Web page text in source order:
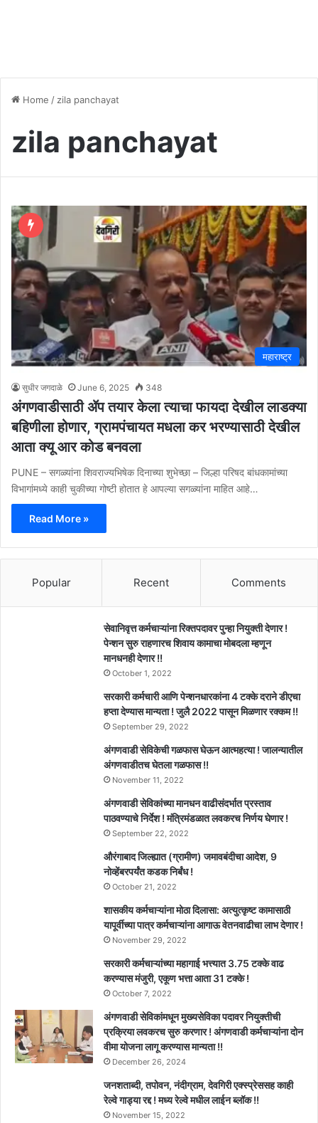
Home / zila panchayat
zila panchayat
महाराष्ट्र
सुधीर जगदाळे June 6, 2025 348
अंगणवाडीसाठी ॲप तयार केला त्याचा फायदा देखील लाडक्या
बहिणीला होणार, ग्रामपंचायत मधला कर भरण्यासाठी देखील
आता क्यू आर कोड बनवला
PUNE – सगळ्यांना शिवराज्यभिषेक दिनाच्या शुभेच्छा – जिल्हा परिषद बांधकामांच्या
विभागांमध्ये काही चुकीच्या गोष्टी होतात हे आपल्या सगळ्यांना माहित आहे…
Read More »
Popular Recent Comments
सेवानिवृत्त कर्मचाऱ्यांना रिक्तपदावर पुन्हा नियुक्ती देणार !
पेन्शन सुरु राहणारच शिवाय कामाचा मोबदला म्हणून
मानधनही देणार !!
October 1, 2022
सरकारी कर्मचारी आणि पेन्शनधारकांना 4 टक्के दराने डीएचा
हप्ता देण्यास मान्यता ! जुलै 2022 पासून मिळणार रक्कम !!
September 29, 2022
अंगणवाडी सेविकेची गळफास घेऊन आत्महत्या ! जालन्यातील
अंगणवाडीतच घेतला गळफास !!
November 11, 2022
अंगणवाडी सेविकांच्या मानधन वाढीसंदर्भात प्रस्ताव
पाठवण्याचे निर्देश ! मंत्रिमंडळात लवकरच निर्णय घेणार !
September 22, 2022
औरंगाबाद जिल्ह्यात (ग्रामीण) जमावबंदीचा आदेश, 9
नोव्हेंबरपर्यंत कडक निर्बंध !
October 21, 2022
शासकीय कर्मचाऱ्यांना मोठा दिलासा: अत्युत्कृष्ट कामासाठी
यापूर्वीच्या पात्र कर्मचाऱ्यांना आगाऊ वेतनवाढीचा लाभ देणार !
November 29, 2022
सरकारी कर्मचाऱ्यांच्या महागाई भत्त्यात 3.75 टक्के वाढ
करण्यास मंजुरी, एकूण भत्ता आता 31 टक्के !
October 7, 2022
अंगणवाडी सेविकांमधून मुख्यसेविका पदावर नियुक्तीची
प्रक्रिया लवकरच सुरु करणार ! अंगणवाडी कर्मचाऱ्यांना दोन
वीमा योजना लागू करण्यास मान्यता !!
December 26, 2024
जनशताब्दी, तपोवन, नंदीग्राम, देवगिरी एक्स्प्रेससह काही
रेल्वे गाड्या रद्द ! मध्य रेल्वे मधील लाईन ब्लॉक !!
November 15, 2022